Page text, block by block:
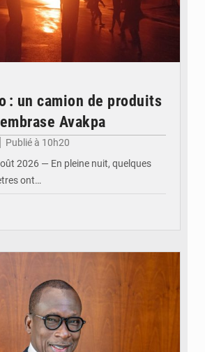
: un camion de produits
Avakpa
Publié à 10h20
2026 — En pleine nuit, quelques
ont…